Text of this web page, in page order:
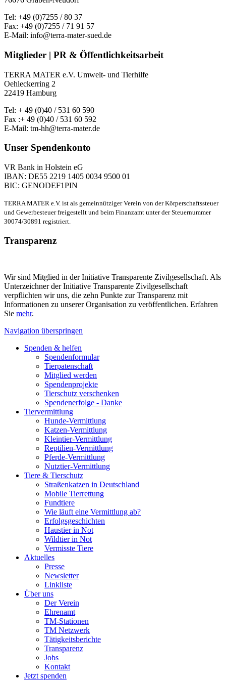
Tel: +49 (0)7255 / 80 37
Fax: +49 (0)7255 / 71 91 57
E-Mail: info@terra-mater-sued.de
Mitglieder | PR & Öffentlichkeitsarbeit
TERRA MATER e.V. Umwelt- und Tierhilfe
Oehleckerring 2
22419 Hamburg
Tel: + 49 (0)40 / 531 60 590
Fax :+ 49 (0)40 / 531 60 592
E-Mail: tm-hh@terra-mater.de
Unser Spendenkonto
VR Bank in Holstein eG
IBAN: DE55 2219 1405 0034 9500 01
BIC: GENODEF1PIN
TERRA MATER e.V. ist als gemeinnütziger Verein von der Körperschaftssteuer
und Gewerbesteuer freigestellt und beim Finanzamt unter der Steuernummer
30074/30891 registriert.
Transparenz
Wir sind Mitglied in der Initiative Transparente Zivilgesellschaft. Als
Unterzeichner der Initiative Transparente Zivilgesellschaft
verpflichten wir uns, die zehn Punkte zur Transparenz mit
Informationen zu unserer Organisation zu veröffentlichen. Erfahren
Sie mehr.
Navigation überspringen
Spenden & helfen
Spendenformular
Tierpatenschaft
Mitglied werden
Spendenprojekte
Tierschutz verschenken
Spendenerfolge - Danke
Tiervermittlung
Hunde-Vermittlung
Katzen-Vermittlung
Kleintier-Vermittlung
Reptilien-Vermittlung
Pferde-Vermittlung
Nutztier-Vermittlung
Tiere & Tierschutz
Straßenkatzen in Deutschland
Mobile Tierrettung
Fundtiere
Wie läuft eine Vermittlung ab?
Erfolgsgeschichten
Haustier in Not
Wildtier in Not
Vermisste Tiere
Aktuelles
Presse
Newsletter
Linkliste
Über uns
Der Verein
Ehrenamt
TM-Stationen
TM Netzwerk
Tätigkeitsberichte
Transparenz
Jobs
Kontakt
Jetzt spenden